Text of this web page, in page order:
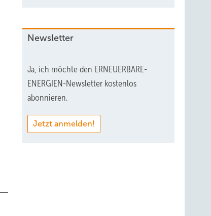
Newsletter
Ja, ich möchte den ERNEUERBARE-
ENERGIEN-Newsletter kostenlos
abonnieren.
Jetzt anmelden!